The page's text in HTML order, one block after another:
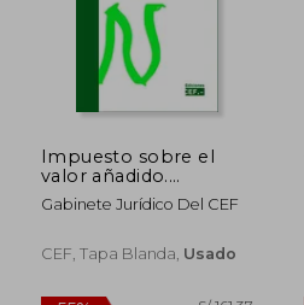
Impuesto sobre el
valor añadido.
Normativa 2016
Gabinete Jurídico Del CEF
CEF, Tapa Blanda, Usado